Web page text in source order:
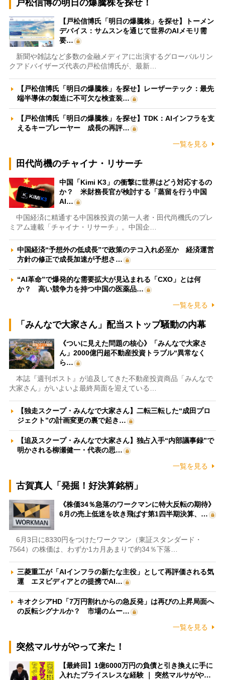
戸松信博の明日の爆騰株を探せ！
【戸松信博氏「明日の爆騰株」を探せ】トーメン
デバイス：サムスンを通じて世界のAIメモリ需
要…
新聞や雑誌など多数の金融メディアに出演するグローバルリン
クアドバイザーズ代表の戸松信博氏が、最新…
【戸松信博氏「明日の爆騰株」を探せ】レーザーテック：最先
端半導体の製造に不可欠な検査装…
【戸松信博氏「明日の爆騰株」を探せ】TDK：AIインフラを支
えるキープレーヤー 成長の再評…
一覧を見る
田代尚機のチャイナ・リサーチ
中国「Kimi K3」の衝撃に世界はどう対応するの
か？ 米財務長官が検討する「蒸留を行う中国
AI…
中国経済に精通する中国株投資の第一人者・田代尚機氏のプレ
ミアム連載「チャイナ・リサーチ」。中国企…
中国経済“予想外の低成長”で政策のテコ入れ必至か 経済運営
方針の修正で成長加速が予想さ…
“AI革命”で爆発的な需要拡大が見込まれる「CXO」とは何
か？ 高い競争力を持つ中国の医薬品…
一覧を見る
「みんなで大家さん」配当ストップ騒動の内幕
《ついに見えた問題の核心》「みんなで大家さ
ん」2000億円超不動産投資トラブル“異常なく
ら…
本誌『週刊ポスト』が追及してきた不動産投資商品「みんなで
大家さん」がいよいよ最終局面を迎えている…
【独走スクープ・みんなで大家さん】二転三転した“成田プロ
ジェクト”の計画変更の裏で起き…
【追及スクープ・みんなで大家さん】独占入手“内部議事録”で
明かされる柳瀬健一・代表の思…
一覧を見る
古賀真人「発掘！好決算銘柄」
《株価34％急落のワークマンに特大反転の期待》
6月の売上低迷を吹き飛ばす第1四半期決算、…
6月3日に8330円をつけたワークマン（東証スタンダード・
7564）の株価は、わずか1カ月あまりで約34％下落…
三菱重工が「AIインフラの新たな主役」として再評価される気
運 エヌビディアとの提携でAI…
キオクシアHD「7万円割れからの急反発」は再びの上昇局面へ
の反転シグナルか？ 市場のムー…
一覧を見る
突然マルサがやって来た！
【最終回】1億6000万円の負債と引き換えに手に
入れたプライスレスな経験 ｜ 突然マルサがや…